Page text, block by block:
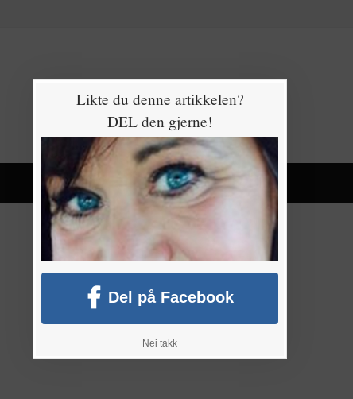
Likte du denne artikkelen?
DEL den gjerne!
Del på Facebook
Nei takk